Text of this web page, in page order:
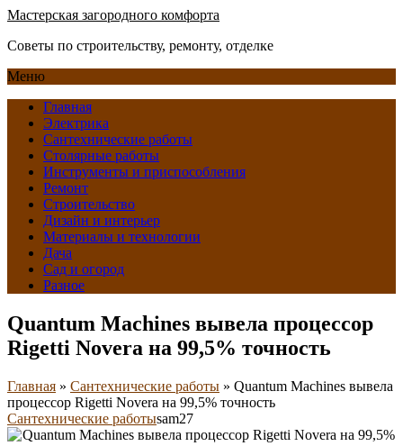
Мастерская загородного комфорта
Советы по строительству, ремонту, отделке
Меню
Главная
Электрика
Сантехнические работы
Столярные работы
Инструменты и приспособления
Ремонт
Строительство
Дизайн и интерьер
Материалы и технологии
Дача
Сад и огород
Разное
Quantum Machines вывела процессор
Rigetti Novera на 99,5% точность
Главная » Сантехнические работы » Quantum Machines вывела
процессор Rigetti Novera на 99,5% точность
Сантехнические работыsam27